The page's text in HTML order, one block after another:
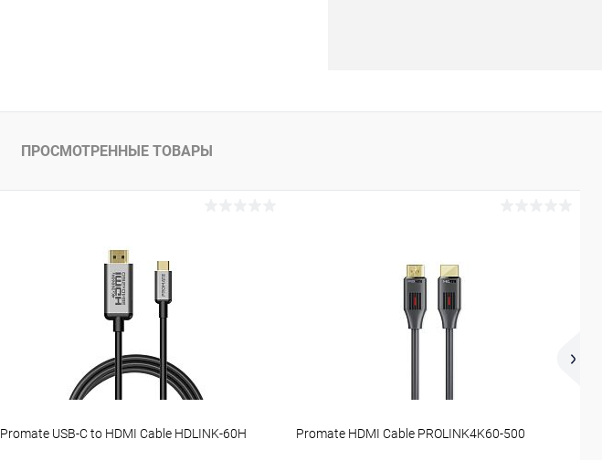
ПРОСМОТРЕННЫЕ ТОВАРЫ
Promate USB-C to HDMI Cable HDLINK-60H Promate HDMI Cable PROLINK4K60-500